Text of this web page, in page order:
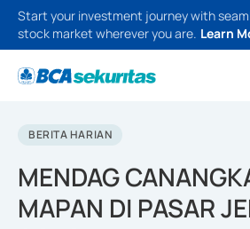
Start your investment journey with
stock market wherever you are. Learn
BERITA HARIAN
MENDAG
MAPAN DI PASAR